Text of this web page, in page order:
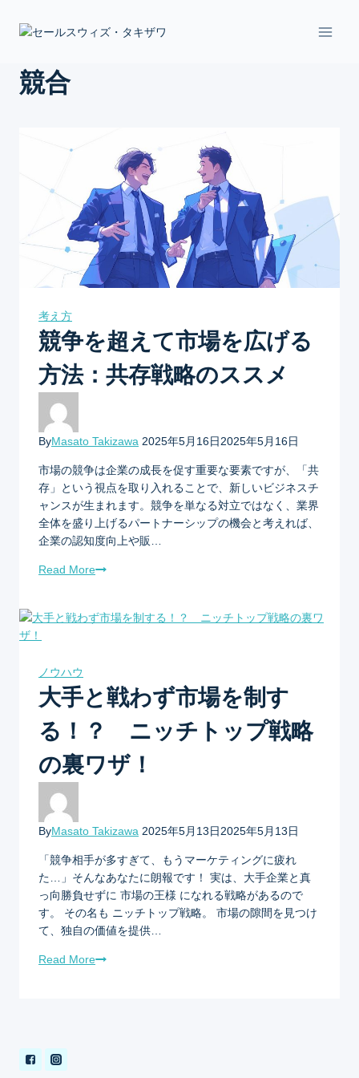
競合
考え方
競争を超えて市場を広げる
方法：共存戦略のススメ
ByMasato Takizawa 2025年5月16日2025年5月16日
市場の競争は企業の成長を促す重要な要素ですが、「共
存」という視点を取り入れることで、新しいビジネスチ
ャンスが生まれます。競争を単なる対立ではなく、業界
全体を盛り上げるパートナーシップの機会と考えれば、
企業の認知度向上や販…
Read More
ノウハウ
大手と戦わず市場を制す
る！？ ニッチトップ戦略
の裏ワザ！
ByMasato Takizawa 2025年5月13日2025年5月13日
「競争相手が多すぎて、もうマーケティングに疲れ
た…」そんなあなたに朗報です！ 実は、大手企業と真
っ向勝負せずに 市場の王様 になれる戦略があるので
す。 その名も ニッチトップ戦略。 市場の隙間を見つけ
て、独自の価値を提供…
Read More